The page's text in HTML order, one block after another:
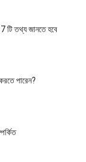
টি তথ্য জানতে হবে
পারেন?